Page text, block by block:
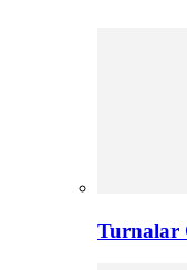
Turnalar